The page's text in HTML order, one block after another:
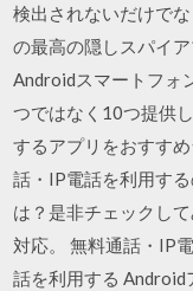
検出されないだけで
の最高の隠しスパイ
Androidスマートフォ
つではなく10つ提供
するアプリをおすす
話・IP電話を利用す
は？是非チェックし
対応。 無料通話・IP
話を利用する Android